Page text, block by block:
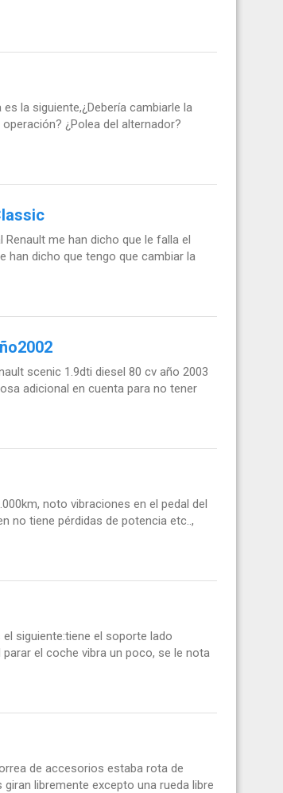
la siguiente,¿Debería cambiarle la
¿Polea del alternador?
me han dicho que le falla el
han dicho que tengo que cambiar la
scenic 1.9dti diesel 80 cv año 2003
adicional en cuenta para no tener
noto vibraciones en el pedal del
no tiene pérdidas de potencia etc..,
siguiente:tiene el soporte lado
el coche vibra un poco, se le nota
de accesorios estaba rota de
libremente excepto una rueda libre